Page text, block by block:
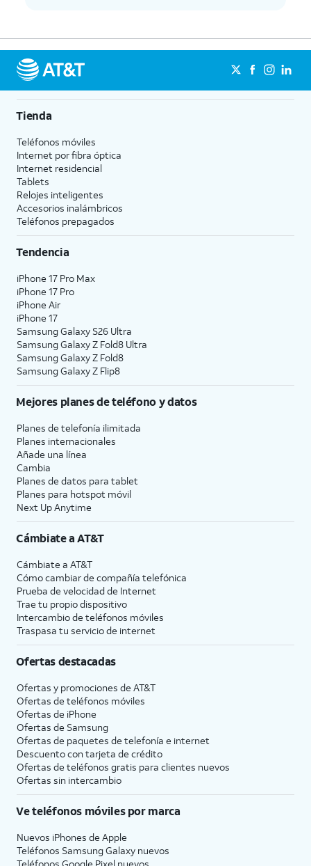
Tienda
Teléfonos móviles
Internet por fibra óptica
Internet residencial
Tablets
Relojes inteligentes
Accesorios inalámbricos
Teléfonos prepagados
Tendencia
iPhone 17 Pro Max
iPhone 17 Pro
iPhone Air
iPhone 17
Samsung Galaxy S26 Ultra
Samsung Galaxy Z Fold8 Ultra
Samsung Galaxy Z Fold8
Samsung Galaxy Z Flip8
Mejores planes de teléfono y datos
Planes de telefonía ilimitada
Planes internacionales
Añade una línea
Cambia
Planes de datos para tablet
Planes para hotspot móvil
Next Up Anytime
Cámbiate aAT&T
Cámbiate a AT&T
Cómo cambiar de compañía telefónica
Prueba de velocidad de Internet
Trae tu propio dispositivo
Intercambio de teléfonos móviles
Traspasa tu servicio de internet
Ofertas destacadas
Ofertas y promociones de AT&T
Ofertas de teléfonos móviles
Ofertas de iPhone
Ofertas de Samsung
Ofertas de paquetes de telefonía e internet
Descuento con tarjeta de crédito
Ofertas de teléfonos gratis para clientes nuevos
Ofertas sin intercambio
Ve teléfonos móviles por marca
Nuevos iPhones de Apple
Teléfonos Samsung Galaxy nuevos